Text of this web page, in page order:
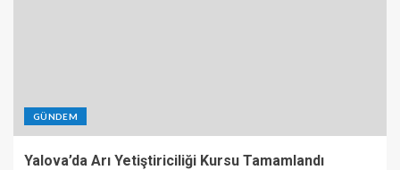
GÜNDEM
Yalova’da Arı Yetiştiriciliği Kursu Tamamlandı